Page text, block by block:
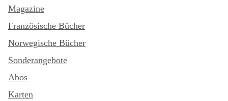
Magazine
Französische Bücher
Norwegische Bücher
Sonderangebote
Abos
Karten